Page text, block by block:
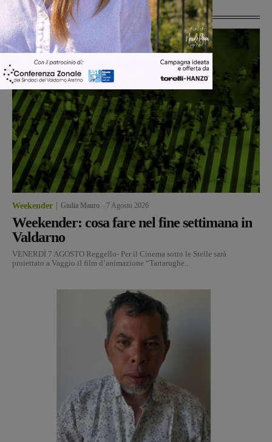
Ultime Notizie
Weekender Giulia Mauro 7 Agosto 2026
Weekender: cosa fare nel fine settimana in
Valdarno
VENERDÌ 7 AGOSTO Reggello- Per il Cinema sotto le Stelle sarà
proiettato a Vaggio il film d’animazione “Tartarughe...